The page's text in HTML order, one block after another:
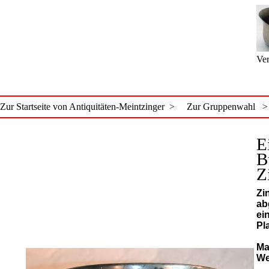
Zur Startseite von Antiquitäten-Meintzinger > Zur Gruppenwahl >